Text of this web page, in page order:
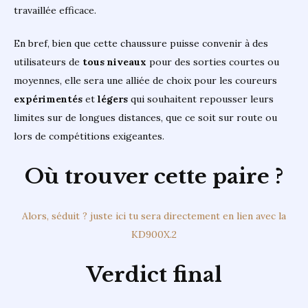
travaillée efficace.
En bref, bien que cette chaussure puisse convenir à des
utilisateurs de tous niveaux pour des sorties courtes ou
moyennes, elle sera une alliée de choix pour les coureurs
expérimentés et légers qui souhaitent repousser leurs
limites sur de longues distances, que ce soit sur route ou
lors de compétitions exigeantes.
Où trouver cette paire ?
Alors, séduit ? juste ici tu sera directement en lien avec la
KD900X.2
Verdict final